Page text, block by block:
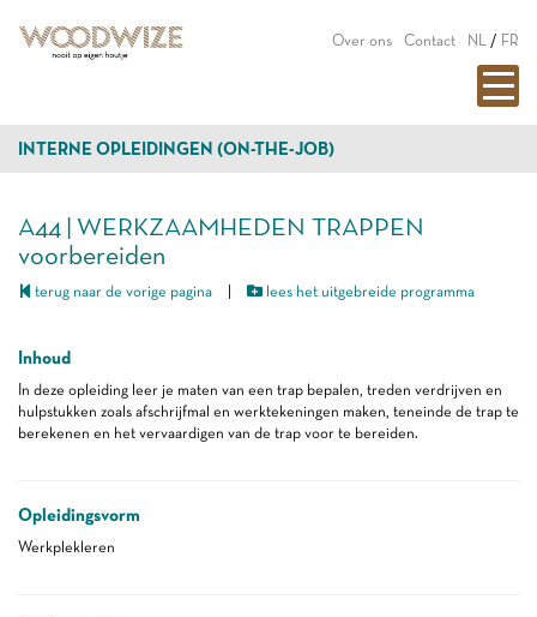
Over ons Contact NL / FR
INTERNE OPLEIDINGEN (ON-THE-JOB)
A44 | WERKZAAMHEDEN TRAPPEN
voorbereiden
terug naar de vorige pagina lees het uitgebreide programma
Inhoud
In deze opleiding leer je maten van een trap bepalen, treden verdrijven en
hulpstukken zoals afschrijfmal en werktekeningen maken, teneinde de trap te
berekenen en het vervaardigen van de trap voor te bereiden.
Opleidingsvorm
Werkplekleren